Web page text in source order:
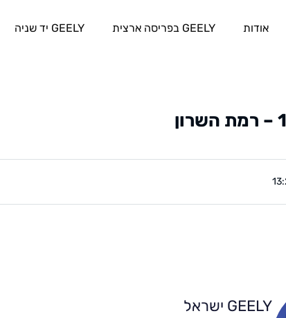
אודות GEELY בפריסה ארצית GEELY יד שניה
GEELY ישראל